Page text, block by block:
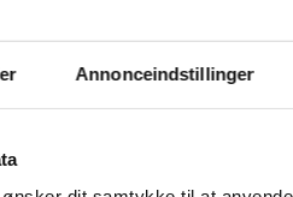
Annonceindstillinger